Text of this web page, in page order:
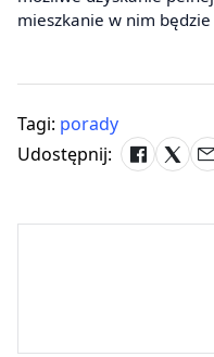
mieszkanie w nim będzie
Tagi: porady
Udostępnij: